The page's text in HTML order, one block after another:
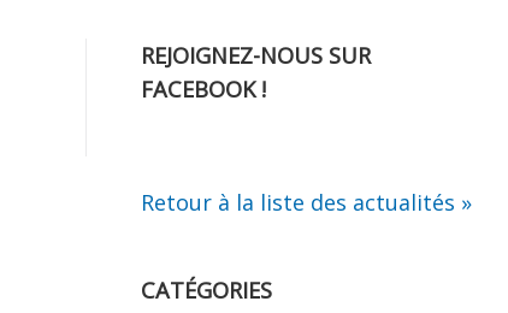
REJOIGNEZ-NOUS SUR
FACEBOOK !
Retour à la liste des actualités »
CATÉGORIES